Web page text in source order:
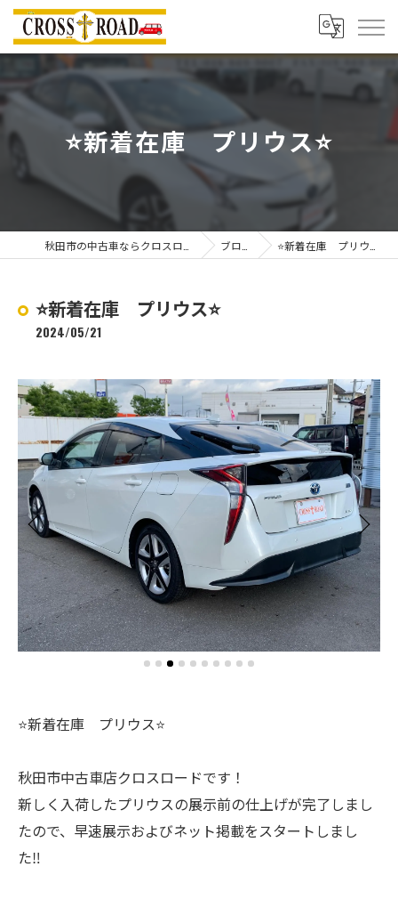
⭐️新着在庫 プリウス⭐️
ブログ ⭐️新着在庫 プリウス⭐️
⭐️新着在庫 プリウス⭐️
2024/05/21
⭐️新着在庫 プリウス⭐️
秋田市中古車店クロスロードです！
新しく入荷したプリウスの展示前の仕上げが完了しまし
たので、早速展示およびネット掲載をスタートしまし
た‼️